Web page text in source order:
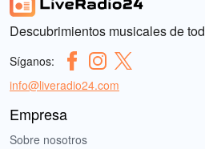
Descubrimientos musicales de
Síganos:
info@liveradio24.com
Empresa
Sobre nosotros